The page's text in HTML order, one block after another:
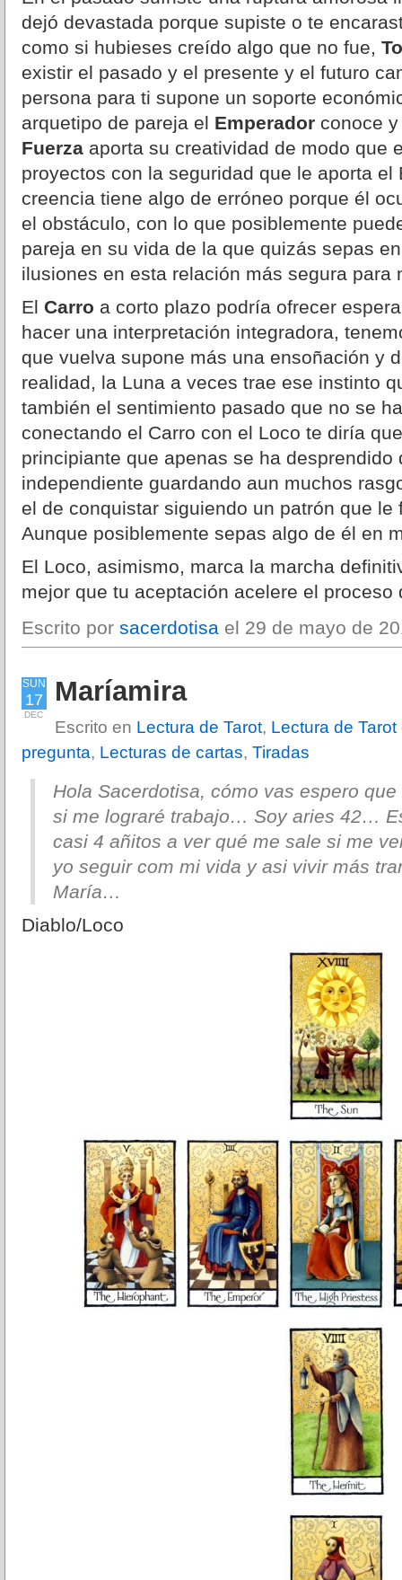
dejó devastada porque supiste o te
como si hubieses creído algo que no fue,
existir el pasado y el presente y el futuro
persona para ti supone un soporte
arquetipo de pareja el Emperador conoce
Fuerza aporta su creatividad de modo que
proyectos con la seguridad que le aporta
creencia tiene algo de erróneo porque él
el obstáculo, con lo que posiblemente
pareja en su vida de la que quizás sepas
ilusiones en esta relación más segura para
El Carro a corto plazo podría ofrecer
hacer una interpretación integradora,
que vuelva supone más una ensoñación y
realidad, la Luna a veces trae ese instinto
también el sentimiento pasado que no se
conectando el Carro con el Loco te diría
principiante que apenas se ha
independiente guardando aun muchos
el de conquistar siguiendo un patrón que
Aunque posiblemente sepas algo de él en
El Loco, asimismo, marca la marcha
mejor que tu aceptación acelere el proceso
Escrito por sacerdotisa el 29 de mayo de
SUN
17
DEC
Maríamira
Escrito en Lectura de Tarot, Lectura de Tarot
pregunta, Lecturas de cartas, Tiradas
Hola Sacerdotisa, cómo vas espero
si me lograré trabajo… Soy aries 42…
casi 4 añitos a ver qué me sale si me
yo seguir com mi vida y asi vivir más
María…
Diablo/Loco